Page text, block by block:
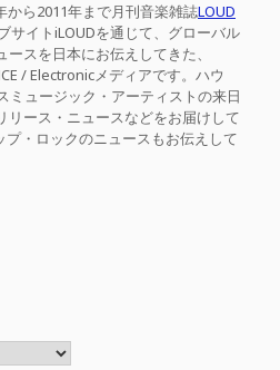
から2011年まで月刊音楽雑誌LOUD
サイトiLOUDを通じて、グローバル
スを日本にお伝えしてきた、
/ Electronicメディアです。ハウ
ミュージック・アーティストの来日
リース・ニュースなどをお届けして
プ・ロックのニュースもお伝えして